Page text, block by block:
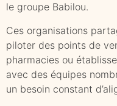
le groupe Babilou.
Ces organisations
piloter des points de
pharmacies ou
avec des équipes
un besoin constant